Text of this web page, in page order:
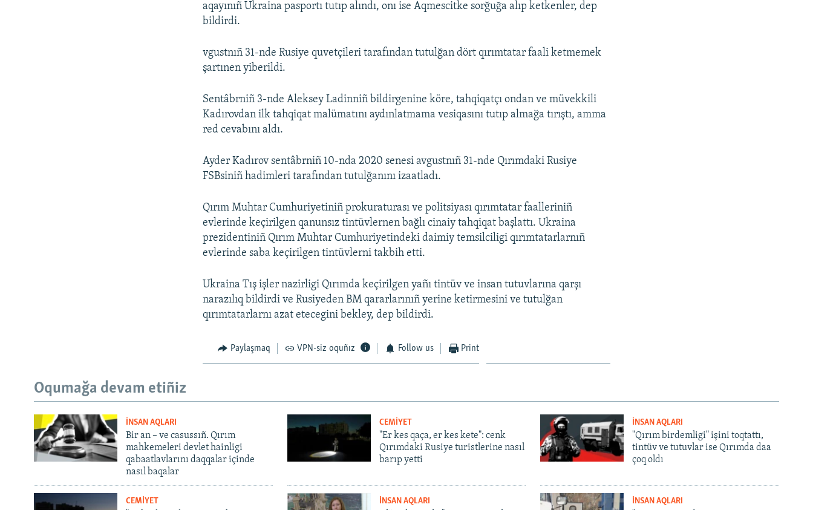
aqayınıñ Ukraina pasportı tutıp alındı, onı ise Aqmescitke sorğuğa alıp ketkenler, dep
bildirdi.
vgustnıñ 31-nde Rusiye quvetçileri tarafından tutulğan dört qırımtatar faali ketmemek
şartınen yiberildi.
Sentâbrniñ 3-nde Aleksey Ladinniñ bildirgenine köre, tahqiqatçı ondan ve müvekkili
Kadırovdan ilk tahqiqat malümatını aydınlatmama vesiqasını tutıp almağa tırıştı, amma
red cevabını aldı.
Ayder Kadırov sentâbrniñ 10-nda 2020 senesi avgustnıñ 31-nde Qırımdaki Rusiye
FSBsiniñ hadimleri tarafından tutulğanını izaatladı.
Qırım Muhtar Cumhuriyetiniñ prokuraturası ve politsiyası qırımtatar faalleriniñ
evlerinde keçirilgen qanunsız tintüvlernen bağlı cinaiy tahqiqat başlattı. Ukraina
prezidentiniñ Qırım Muhtar Cumhuriyetindeki daimiy temsilciligi qırımtatarlarnıñ
evlerinde saba keçirilgen tintüvlerni takbih etti.
Ukraina Tış işler nazirligi Qırımda keçirilgen yañı tintüv ve insan tutuvlarına qarşı
narazılıq bildirdi ve Rusiyeden BM qararlarınıñ yerine ketirmesini ve tutulğan
qırımtatarlarnı azat etecegini bekley, dep bildirdi.
Paylaşmaq VPN-siz oquñız Follow us Print
Oqumağa devam etiñiz
İNSAN AQLARI
Bir an – ve casussıñ. Qırım
mahkemeleri devlet hainligi
qabaatlavlarını daqqalar içinde
nasıl baqalar
CEMİYET
"Er kes qaça, er kes kete": cenk
Qırımdaki Rusiye turistlerine nasıl
barıp yetti
İNSAN AQLARI
"Qırım birdemligi" işini toqtattı,
tintüv ve tutuvlar ise Qırımda daa
çoq oldı
CEMİYET İNSAN AQLARI İNSAN AQLARI